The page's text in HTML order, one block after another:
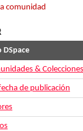
comunidad
DSpace
& Colecciones
de publicación